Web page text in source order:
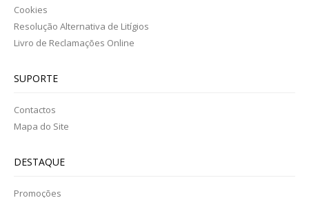
Cookies
Resolução Alternativa de Litígios
Livro de Reclamações Online
SUPORTE
Contactos
Mapa do Site
DESTAQUE
Promoções